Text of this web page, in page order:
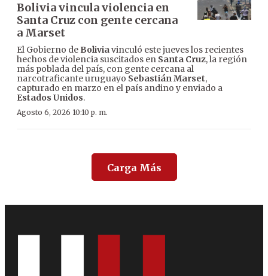
Bolivia vincula violencia en
Santa Cruz con gente cercana
a Marset
El Gobierno de Boliviavinculó este jueves los recientes
hechos de violencia suscitados en Santa Cruz, la región
más poblada del país, con gente cercana al
narcotraficante uruguayo Sebastián Marset,
capturado en marzo en el país andino y enviado a
Estados Unidos.
Agosto 6, 2026 10:10 p. m.
Carga Más